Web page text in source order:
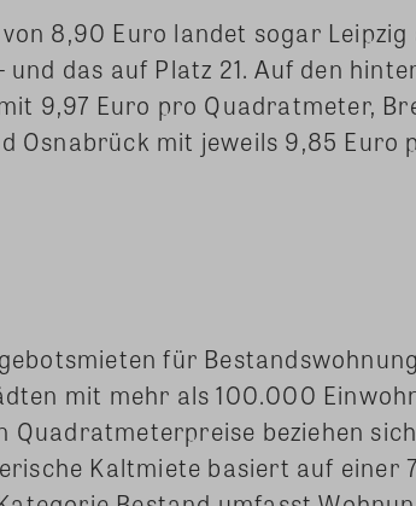
8,90 Euro landet sogar Leipzig
das auf Platz 21. Auf den
9,97 Euro pro Quadratmeter,
Osnabrück mit jeweils 9,85 Euro
für
mit mehr als 100.000
Quadratmeterpreise beziehen
Kaltmiete basiert auf einer